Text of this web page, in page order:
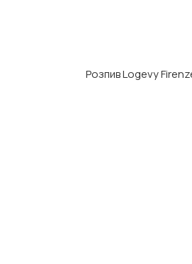
Розпив Logevy